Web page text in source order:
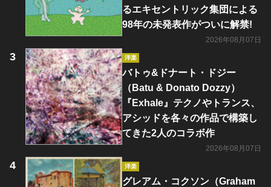
るエキセントリック集団による
98年の未発表作がついに解禁!
2026年08月07日
洋楽
バトゥ&ドナート・ドジー
（Batu & Donato Dozzy）
『Exhale』テクノやトランス、
アシッドを各々の作品で構築し
てきた2人のコラボ作
2026年08月07日
洋楽
グレアム・コクソン（Graham